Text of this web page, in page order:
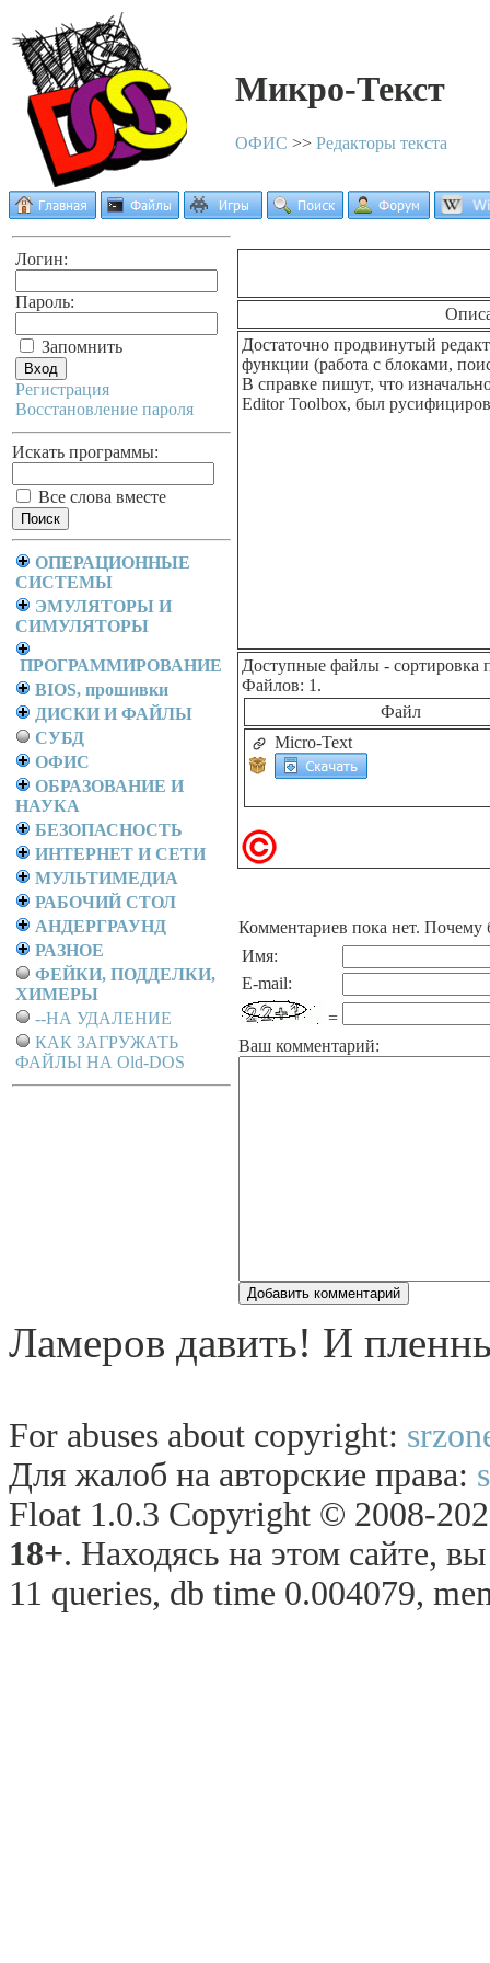
Микро-Текст
ОФИС >> Редакторы текста
Логин:
Пароль:
Запомнить
Регистрация
Восстановление пароля
Искать программы:
Все слова вместе
ОПЕРАЦИОННЫЕ
СИСТЕМЫ
ЭМУЛЯТОРЫ И
СИМУЛЯТОРЫ
ПРОГРАММИРОВАНИЕ
BIOS, прошивки
ДИСКИ И ФАЙЛЫ
СУБД
ОФИС
ОБРАЗОВАНИЕ И
НАУКА
БЕЗОПАСНОСТЬ
ИНТЕРНЕТ И СЕТИ
МУЛЬТИМЕДИА
РАБОЧИЙ СТОЛ
АНДЕРГРАУНД
РАЗНОЕ
ФЕЙКИ, ПОДДЕЛКИ,
ХИМЕРЫ
--НА УДАЛЕНИЕ
КАК ЗАГРУЖАТЬ
ФАЙЛЫ НА Old-DOS
Достаточно продвинутый
функции (работа с блоками,
В справке пишут, что
Editor Toolbox, был
Доступные файлы - сортировка
Файлов: 1.
Файл
Micro-Text
Комментариев пока нет. Почему
Имя:
E-mail:
=
Ваш комментарий:
Ламеров давить! И
For abuses about copyright:
Для жалоб на авторские права:
Float 1.0.3 Copyright © 2008-
18+. Находясь на этом сайте,
11 queries, db time 0.004079,